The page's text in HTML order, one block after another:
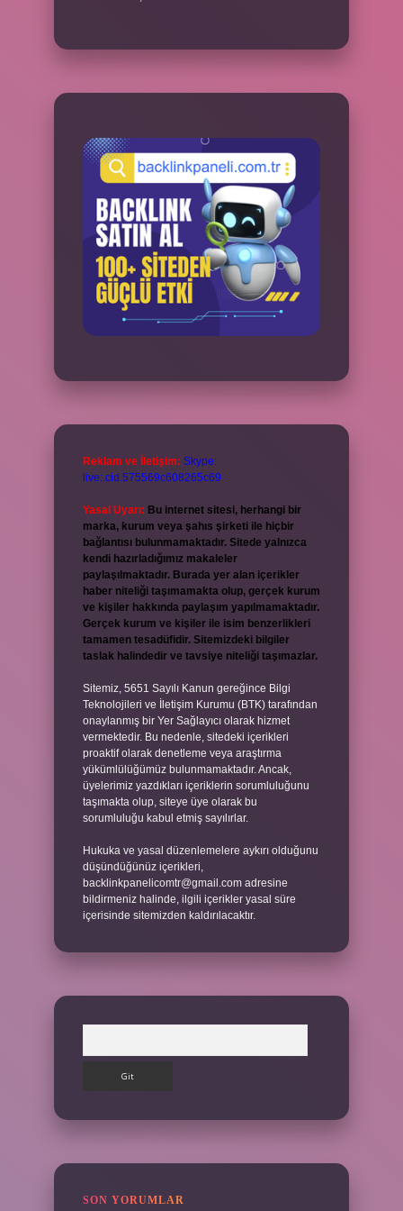
Reklam ve İletişim: Skype:
live:.cid.575569c608265c69
Yasal Uyarı: Bu internet sitesi, herhangi bir
marka, kurum veya şahıs şirketi ile hiçbir
bağlantısı bulunmamaktadır. Sitede yalnızca
kendi hazırladığımız makaleler
paylaşılmaktadır. Burada yer alan içerikler
haber niteliği taşımamakta olup, gerçek kurum
ve kişiler hakkında paylaşım yapılmamaktadır.
Gerçek kurum ve kişiler ile isim benzerlikleri
tamamen tesadüfidir. Sitemizdeki bilgiler
taslak halindedir ve tavsiye niteliği taşımazlar.
Sitemiz, 5651 Sayılı Kanun gereğince Bilgi
Teknolojileri ve İletişim Kurumu (BTK) tarafından
onaylanmış bir Yer Sağlayıcı olarak hizmet
vermektedir. Bu nedenle, sitedeki içerikleri
proaktif olarak denetleme veya araştırma
yükümlülüğümüz bulunmamaktadır. Ancak,
üyelerimiz yazdıkları içeriklerin sorumluluğunu
taşımakta olup, siteye üye olarak bu
sorumluluğu kabul etmiş sayılırlar.
Hukuka ve yasal düzenlemelere aykırı olduğunu
düşündüğünüz içerikleri,
backlinkpanelicomtr@gmail.com adresine
bildirmeniz halinde, ilgili içerikler yasal süre
içerisinde sitemizden kaldırılacaktır.
SON YORUMLAR